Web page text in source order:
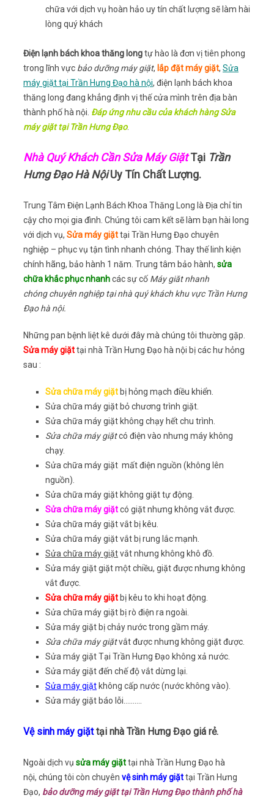
chữa với dịch vụ hoàn hảo uy tín chất lượng sẽ làm hài
lòng quý khách
Điện lạnh bách khoa thăng longtự hào là đơn vị tiên phong
trong lĩnh vực bảo dưỡng máy giặt, lắp đặt máy giặt, Sửa
máy giặt tại Trần Hưng Đạo hà nội, điện lạnh bách khoa
thăng long đang khẳng định vị thế cửa mình trên địa bàn
thành phố hà nội. Đáp ứng nhu cầu của khách hàng Sửa
máy giặt tại Trần Hưng Đạo.
Nhà Quý Khách Cần Sửa Máy Giặt Tại Trần
Hưng Đạo Hà NộiUy Tín Chất Lượng.
Trung Tâm Điện Lạnh Bách Khoa Thăng Long là Địa chỉ tin
cậy cho mọi gia đình. Chúng tôi cam kết sẽ làm bạn hài long
với dịch vụ, Sửa máy giặttại Trần Hưng Đạo chuyên
nghiệp – phục vụ tận tình nhanh chóng. Thay thế linh kiện
chính hãng, bảo hành 1 năm. Trung tâm bảo hành, sửa
chữa khắc phục nhanhcác sự cố Máy giăt nhanh
chóng chuyên nghiệp tại nhà quý khách khu vực Trần Hưng
Đạo hà nội.
Những pan bệnh liệt kê dưới đây mà chúng tôi thường gặp.
Sửa máy giặttại nhà Trần Hưng Đạo hà nội bị các hư hỏng
sau :
Sửa chữa máy giặt bị hỏng mạch điều khiển.
Sửa chữa máy giặt bỏ chương trình giặt.
Sửa chữa máy giặt không chạy hết chu trình.
Sửa chữa máy giặtcó điện vào nhưng máy không
chạy.
Sửa chữa máy giặt mất điện nguồn (không lên
nguồn).
Sửa chữa máy giặt không giặt tự động.
Sửa chữa máy giặtcó giặt nhưng không vắt được.
Sửa chữa máy giặt vắt bị kêu.
Sửa chữa máy giặt vắt bị rung lắc mạnh.
Sửa chữa máy giặtvắt nhưng không khô đồ.
Sửa máy giặt giặt một chiều, giặt được nhưng không
vắt được.
Sửa chữa máy giặt bị kêu to khi hoạt động.
Sửa chữa máy giặt bị rò điện ra ngoài.
Sửa máy giặt bị chảy nước trong gầm máy.
Sửa chữa máy giặtvắt được nhưng không giặt được.
Sửa máy giặt Tại Trần Hưng Đạo không xả nước.
Sửa máy giặt đến chế độ vắt dừng lại.
Sửa máy giặt không cấp nước (nước không vào).
Sửa máy giặt báo lỗi……….
Vệ sinh máy giặttại nhà Trần Hưng Đạo giá rẻ.
Ngoài dịch vụ sửa máy giặttại nhà Trần Hưng Đạo hà
nội, chúng tôi còn chuyên vệ sinh máy giặttại Trần Hưng
Đạo, bảo dưỡng máy giặt tại Trần Hưng Đạo thành phố hà